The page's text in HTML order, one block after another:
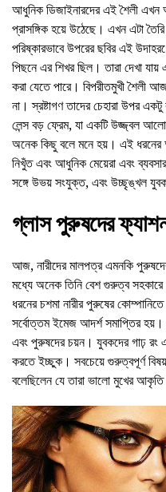
আধুনিক ডিজাইনারদের এই শৈলী
প্রাসঙ্গিক হয়ে উঠেছে। এখন এটা
পরিষ্কারভাবে উপরের ছবির এই
পিছনে এর শিখর ছিল। তারা দেখা
করা যেতে পারে। বিপরীতমুখী শৈলী
না। স্রষ্টাগণ তাদের চেহারা উপর
লেন্স বড় ফ্রেম, যা একটি উজ্জ্বল
অনেক কিছু বলে মনে হয়। এই ধরনের
নিখুঁত এবং আধুনিক মেয়েরা এবং
সঙ্গে উভয় সংযুক্ত, এবং উচ্ছৃঙ্খল যুবক
গ্লাস পুরুষদের
আজ, নারীদের মালপত্র এমনকি
মধ্যে অনেক তিনি বেশ গুরুত্ব
ধরনের চশমা নারীর পুরুষের
সর্বোত্তম ইমেজ আদর্শ সমাপ্তির হয়।
এবং পুরুষদের চয়ন। যুবকদের গাঢ় রং
করতে ইচ্ছুক। সবচেয়ে গুরুত্বপূর্ণ
বলেছিলেন যে তারা ভালো মুখের